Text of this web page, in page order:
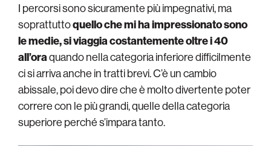
I percorsi sono sicuramente più impegnativi, ma
soprattuttoquello che mi ha impressionato sono
le medie, si viaggia costantemente oltre i 40
all’oraquando nella categoria inferiore difficilmente
ci si arriva anche in tratti brevi. C’è un cambio
abissale, poi devo dire che è molto divertente poter
correre con le più grandi, quelle della categoria
superiore perché s’impara tanto.